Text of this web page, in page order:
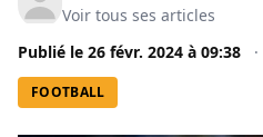
Voir tous ses articles
Publié le 26 févr. 2024 à 09:38 ·
FOOTBALL